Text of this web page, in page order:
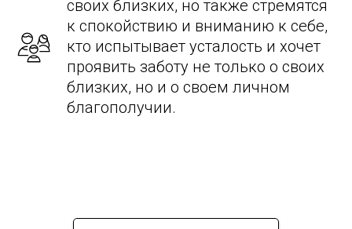
своих близких, но также стремятся
к спокойствию и вниманию к себе,
кто испытывает усталость и хочет
проявить заботу не только о своих
близких, но и о своем личном
благополучии.